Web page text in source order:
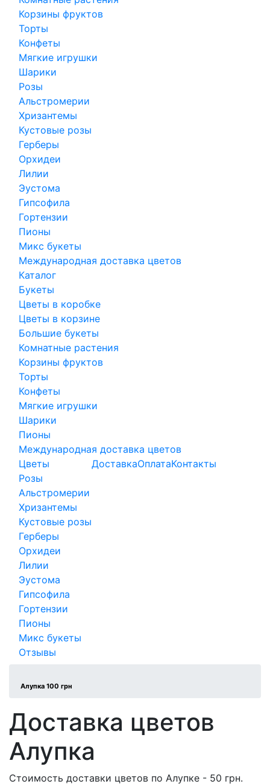
Корзины фруктов
Торты
Конфеты
Мягкие игрушки
Шарики
Розы
Альстромерии
Хризантемы
Кустовые розы
Герберы
Орхидеи
Лилии
Эустома
Гипсофила
Гортензии
Пионы
Микс букеты
Международная доставка цветов
Каталог
Букеты
Цветы в коробке
Цветы в корзине
Большие букеты
Комнатные растения
Корзины фруктов
Торты
Конфеты
Мягкие игрушки
Шарики
Пионы
Международная доставка цветов
Цветы
Розы
Альстромерии
Хризантемы
Кустовые розы
Герберы
Орхидеи
Лилии
Эустома
Гипсофила
Гортензии
Пионы
Микс букеты
ДоставкаОплатаКонтакты
Отзывы
Алупка 100 грн
Доставка цветов
Алупка
Стоимость доставки цветов по Алупке - 50 грн.